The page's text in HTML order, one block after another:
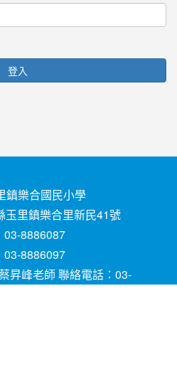
登入
鎮樂合國民小學
玉里鎮樂合里新民41號
03-8886087
03-8886097
昇峰老師 聯絡電話：03-